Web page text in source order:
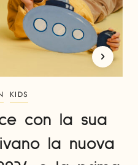
KIDS
con la sua
la nuova